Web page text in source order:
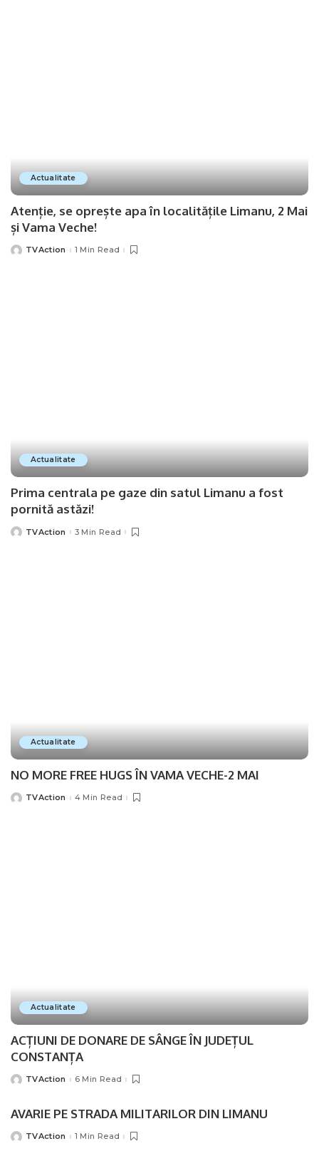
Actualitate
Atenție, se oprește apa în localitățile Limanu, 2 Mai
și Vama Veche!
PostedTVAction 1 Min Read
Actualitate
Prima centrala pe gaze din satul Limanu a fost
pornită astăzi!
PostedTVAction 3 Min Read
Actualitate
NO MORE FREE HUGS ÎN VAMA VECHE-2 MAI
PostedTVAction 4 Min Read
Actualitate
ACȚIUNI DE DONARE DE SÂNGE ÎN JUDEȚUL
CONSTANȚA
PostedTVAction 6 Min Read
AVARIE PE STRADA MILITARILOR DIN LIMANU
PostedTVAction 1 Min Read